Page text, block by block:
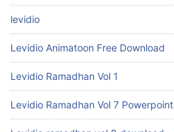
levidio
Levidio Animatoon Free Download
Levidio Ramadhan Vol 1
Levidio Ramadhan Vol 7 Powerpoint